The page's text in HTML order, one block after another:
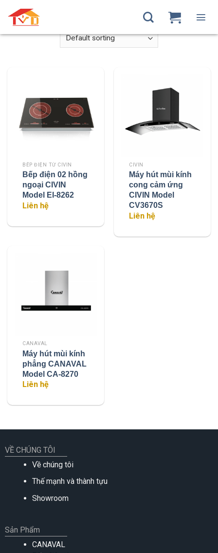
Home Products tagged “thành minh đức”
BẾP ĐIỆN TỪ CIVIN
Bếp điện 02 hồng
ngoại CIVIN
Model EI-8262
Liên hệ
CIVIN
Máy hút mùi kính
cong cảm ứng
CIVIN Model
CV3670S
Liên hệ
CANAVAL
Máy hút mùi kính
phẳng CANAVAL
Model CA-8270
Liên hệ
VỀ CHÚNG TÔI
Về chúng tôi
Thế mạnh và thành tựu
Showroom
Sản Phẩm
CANAVAL